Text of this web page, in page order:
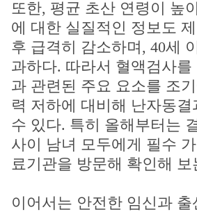
또한, 평균 초산 연령이 높
에 대한 실질적인 정보도
후 급격히 감소하며, 40세
과하다. 따라서 혈액검사
과 관련된 주요 요소를 조
력 저하에 대비해 난자동
수 있다. 특히 올해부터는
사이 남녀 모두에게 필수
료기관을 방문해 확인해
이어서는 안전한 임신과